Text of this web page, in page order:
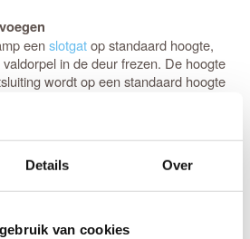
Details Over
van cookies
eenslotgatop standaard hoogte,
in de deur frezen. De hoogte
wordt op een standaard hoogte
van de deur. Let op! De
(voordeur)
en aan de binnenzijde een